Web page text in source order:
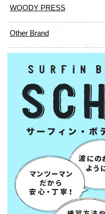
WOODY PRESS
Other Brand